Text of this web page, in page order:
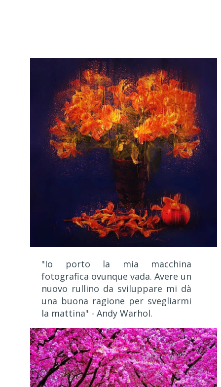
"Io porto la mia macchina
fotografica ovunque vada. Avere un
nuovo rullino da sviluppare mi dà
una buona ragione per svegliarmi
la mattina" - Andy Warhol.